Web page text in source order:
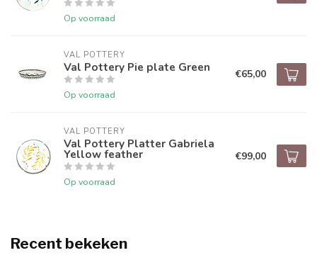
Op voorraad
VAL POTTERY
Val Pottery Pie plate Green
Op voorraad
€65,00
VAL POTTERY
Val Pottery Platter Gabriela
Yellow feather
Op voorraad
€99,00
Recent bekeken